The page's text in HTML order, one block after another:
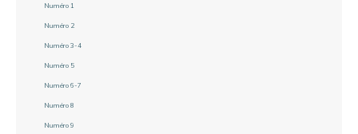
Numéro 1
Numéro 2
Numéro 3-4
Numéro 5
Numéro 6-7
Numéro 8
Numéro 9